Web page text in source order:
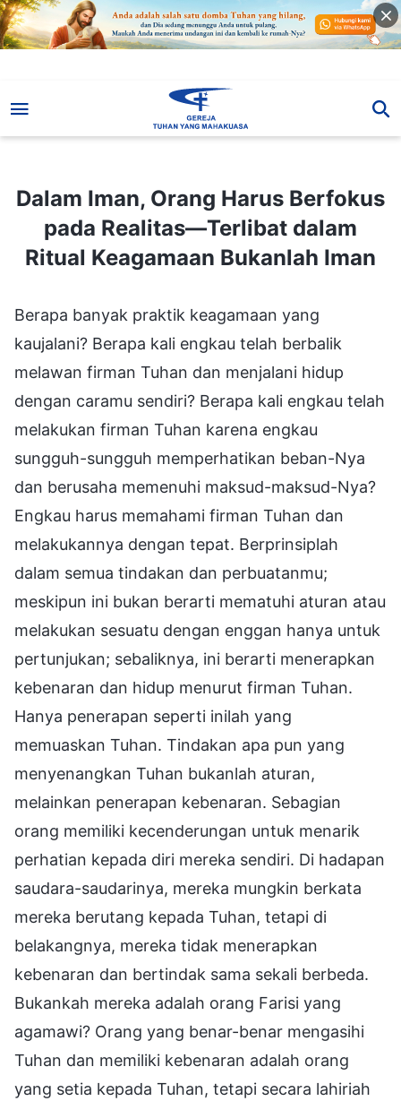
Dalam Iman, Orang Harus Berfokus
pada Realitas—Terlibat dalam
Ritual Keagamaan Bukanlah Iman
Berapa banyak praktik keagamaan yang
kaujalani? Berapa kali engkau telah berbalik
melawan firman Tuhan dan menjalani hidup
dengan caramu sendiri? Berapa kali engkau telah
melakukan firman Tuhan karena engkau
sungguh-sungguh memperhatikan beban-Nya
dan berusaha memenuhi maksud-maksud-Nya?
Engkau harus memahami firman Tuhan dan
melakukannya dengan tepat. Berprinsiplah
dalam semua tindakan dan perbuatanmu;
meskipun ini bukan berarti mematuhi aturan atau
melakukan sesuatu dengan enggan hanya untuk
pertunjukan; sebaliknya, ini berarti menerapkan
kebenaran dan hidup menurut firman Tuhan.
Hanya penerapan seperti inilah yang
memuaskan Tuhan. Tindakan apa pun yang
menyenangkan Tuhan bukanlah aturan,
melainkan penerapan kebenaran. Sebagian
orang memiliki kecenderungan untuk menarik
perhatian kepada diri mereka sendiri. Di hadapan
saudara-saudarinya, mereka mungkin berkata
mereka berutang kepada Tuhan, tetapi di
belakangnya, mereka tidak menerapkan
kebenaran dan bertindak sama sekali berbeda.
Bukankah mereka adalah orang Farisi yang
agamawi? Orang yang benar-benar mengasihi
Tuhan dan memiliki kebenaran adalah orang
yang setia kepada Tuhan, tetapi secara lahiriah